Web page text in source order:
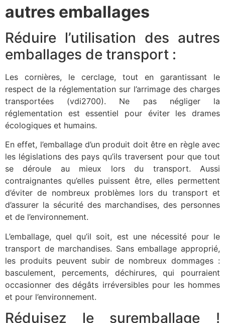
autres emballages
Réduire l’utilisation des autres
emballages de transport :
Les cornières, le cerclage, tout en garantissant le
respect de la réglementation sur l’arrimage des charges
transportées (vdi2700). Ne pas négliger la
réglementation est essentiel pour éviter les drames
écologiques et humains.
En effet, l’emballage d’un produit doit être en règle avec
les législations des pays qu’ils traversent pour que tout
se déroule au mieux lors du transport. Aussi
contraignantes qu’elles puissent être, elles permettent
d’éviter de nombreux problèmes lors du transport et
d’assurer la sécurité des marchandises, des personnes
et de l’environnement.
L’emballage, quel qu’il soit, est une nécessité pour le
transport de marchandises. Sans emballage approprié,
les produits peuvent subir de nombreux dommages :
basculement, percements, déchirures, qui pourraient
occasionner des dégâts irréversibles pour les hommes
et pour l’environnement.
Réduisez le suremballage !